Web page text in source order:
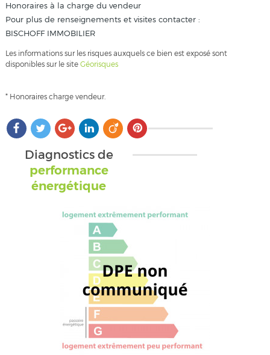
Honoraires à la charge du vendeur
Pour plus de renseignements et visites contacter :
BISCHOFF IMMOBILIER
Les informations sur les risques auxquels ce bien est exposé sont
disponibles sur le site Géorisques
* Honoraires charge vendeur.
Diagnostics de
performance
énergétique